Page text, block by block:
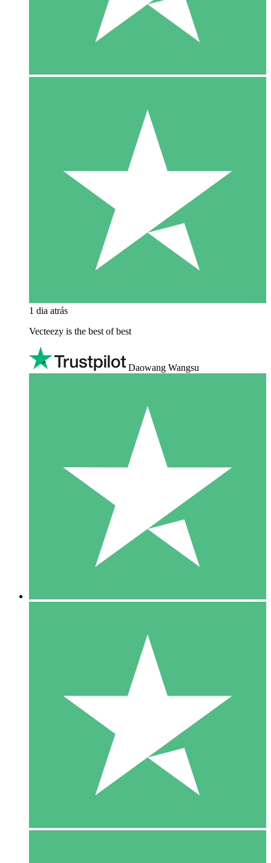
1 dia atrás
Vecteezy is the best of best
Daowang Wangsu